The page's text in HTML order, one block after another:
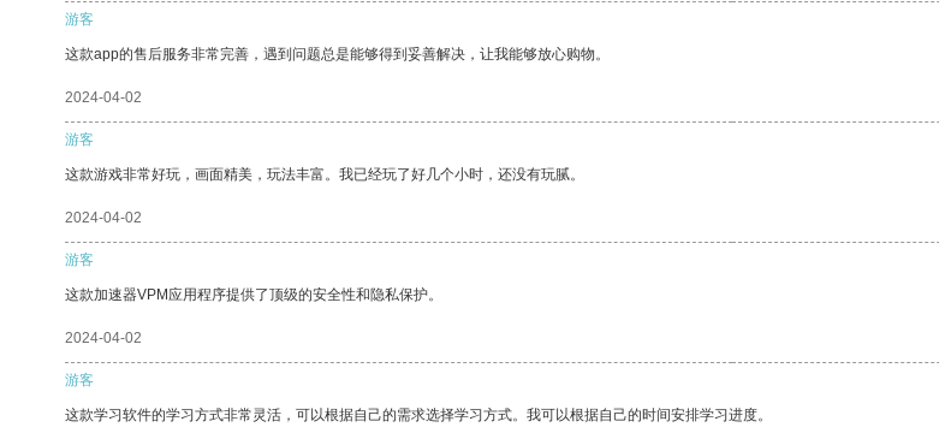
游客
这款app的售后服务非常完善，遇到问题总是能够得到妥善解决，让我能够放心购物。
2024-04-02
游客
这款游戏非常好玩，画面精美，玩法丰富。我已经玩了好几个小时，还没有玩腻。
2024-04-02
游客
这款加速器VPM应用程序提供了顶级的安全性和隐私保护。
2024-04-02
游客
这款学习软件的学习方式非常灵活，可以根据自己的需求选择学习方式。我可以根据自己的时间安排学习进度。